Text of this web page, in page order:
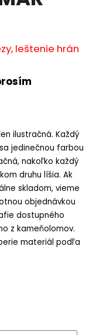
leštenie hrán
ilustračná. Každý
jedinečnou farbou
nakoľko každý
druhu líšia. Ak
skladom, vieme
objednávkou
dostupného
z kameňolomov.
materiál podľa